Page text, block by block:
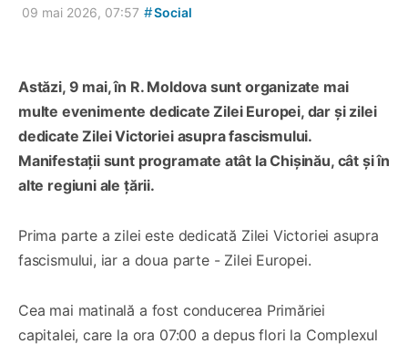
09 mai 2026, 07:57 #Social
Astăzi, 9 mai, în R. Moldova sunt organizate mai
multe evenimente dedicate Zilei Europei, dar și zilei
dedicate Zilei Victoriei asupra fascismului.
Manifestații sunt programate atât la Chișinău, cât și în
alte regiuni ale țării.
Prima parte a zilei este dedicată Zilei Victoriei asupra
fascismului, iar a doua parte - Zilei Europei.
Cea mai matinală a fost conducerea Primăriei
capitalei, care la ora 07:00 a depus flori la Complexul